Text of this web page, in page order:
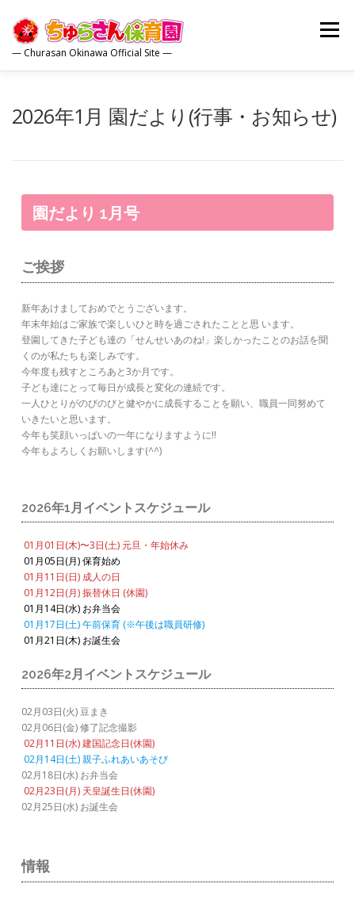
ツ
— Churasan Okinawa Official Site —
メニュー
2026年1月 園だより(行事・お知らせ)
園だより 1月号
ご挨拶
新年あけましておめでとうございます。
年末年始はご家族で楽しいひと時を過ごされたことと思 います。
登園してきた子ども達の「せんせいあのね!」楽しかったことのお話を聞
くのが私たちも楽しみです。
今年度も残すところあと3か月です。
子ども達にとって毎日が成長と変化の連続です。
一人ひとりがのびのびと健やかに成長することを願い、職員一同努めて
いきたいと思います。
今年も笑顔いっぱいの一年になりますように!!
今年もよろしくお願いします(^^)
2026年1月イベントスケジュール
01月01日(木)〜3日(土) 元旦・年始休み
01月05日(月) 保育始め
01月11日(日) 成人の日
01月12日(月) 振替休日 (休園)
01月14日(水) お弁当会
01月17日(土) 午前保育 (※午後は職員研修)
01月21日(木) お誕生会
2026年2月イベントスケジュール
02月03日(火) 豆まき
02月06日(金) 修了記念撮影
02月11日(水) 建国記念日(休園)
02月14日(土) 親子ふれあいあそび
02月18日(水) お弁当会
02月23日(月) 天皇誕生日(休園)
02月25日(水) お誕生会
情報